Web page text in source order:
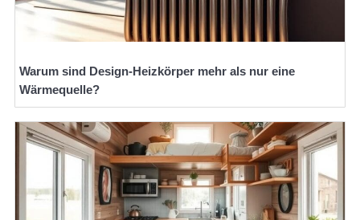
Warum sind Design-Heizkörper mehr als nur eine
Wärmequelle?